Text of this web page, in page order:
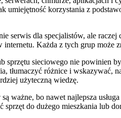
umiejętność korzystania z
serwis dla specjalistów, ale
Każda z tych grup może
sieciowego nie powinien
tłumaczyć różnice i
użyteczną wiedzę.
ważne, bo nawet najlepsza
do dużego mieszkania lub